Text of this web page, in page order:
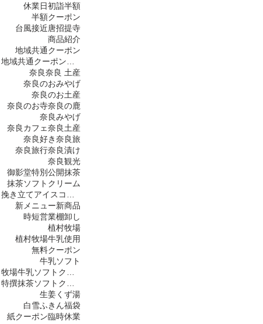
休業日初詣半額
半額クーポン
台風接近唐招提寺
商品紹介
地域共通クーポン
奈良奈良 土産
奈良のおみやげ
奈良のお土産
奈良のお寺奈良の鹿
奈良みやげ
奈良カフェ奈良土産
奈良好き奈良旅
奈良旅行奈良漬け
奈良観光
御影堂特別公開抹茶
抹茶ソフトクリーム
新メニュー新商品
時短営業棚卸し
植村牧場
植村牧場牛乳使用
無料クーポン
牛乳ソフト
生姜くず湯
白雪ふきん福袋
紙クーポン臨時休業